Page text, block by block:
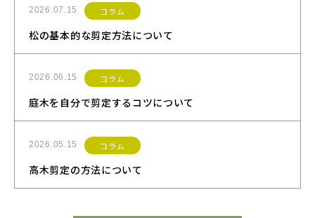
2026.07.15 コラム
松の基本的な剪定方法について
2026.06.15 コラム
庭木を自分で剪定するコツについて
2026.05.15 コラム
高木剪定の方法について